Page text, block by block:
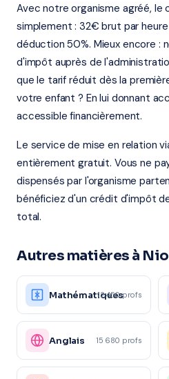
Avec notre organisme agréé,
simplement : 32€ brut par
déduction 50%. Mieux encore :
d'impôt auprès de
que le tarif réduit dès la
votre enfant ? En lui donnant
accessible financièrement.
Le service de mise en relation
entièrement gratuit. Vous ne
dispensés par l'organisme
bénéficiez d'un crédit d'impôt
total.
Autres matières à
Mathématiques
12 450 profs
Anglais 15 680 profs